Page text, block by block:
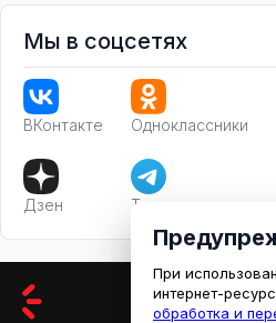
Мы в соцсетях
ВКонтакте Одноклассники
Дзен Телеграм
При
интернет-
обработка и